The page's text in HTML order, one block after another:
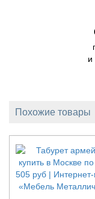
и
Похожие товары